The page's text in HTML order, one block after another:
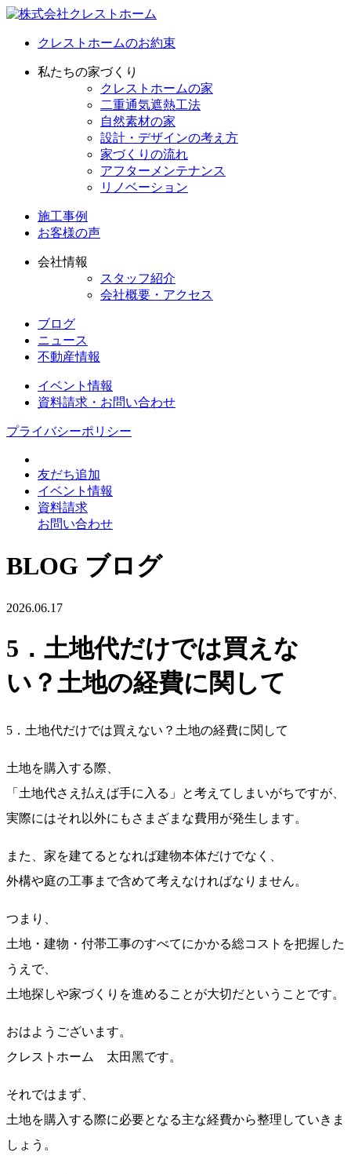
クレストホームのお約束
私たちの家づくり
クレストホームの家
二重通気遮熱工法
自然素材の家
設計・デザインの考え方
家づくりの流れ
アフターメンテナンス
リノベーション
施工事例
お客様の声
会社情報
スタッフ紹介
会社概要・アクセス
ブログ
ニュース
不動産情報
イベント情報
資料請求・お問い合わせ
プライバシーポリシー
友だち追加
イベント情報
資料請求
お問い合わせ
BLOG ブログ
2026.06.17
5．土地代だけでは買えな
い？土地の経費に関して
5．土地代だけでは買えない？土地の経費に関して
土地を購入する際、
「土地代さえ払えば手に入る」と考えてしまいがちですが、
実際にはそれ以外にもさまざまな費用が発生します。
また、家を建てるとなれば建物本体だけでなく、
外構や庭の工事まで含めて考えなければなりません。
つまり、
土地・建物・付帯工事のすべてにかかる総コストを把握した
うえで、
土地探しや家づくりを進めることが大切だということです。
おはようございます。
クレストホーム 太田黑です。
それではまず、
土地を購入する際に必要となる主な経費から整理していきま
しょう。